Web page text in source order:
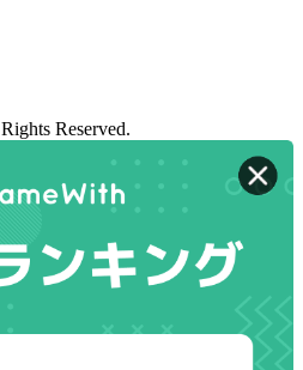
Reserved.